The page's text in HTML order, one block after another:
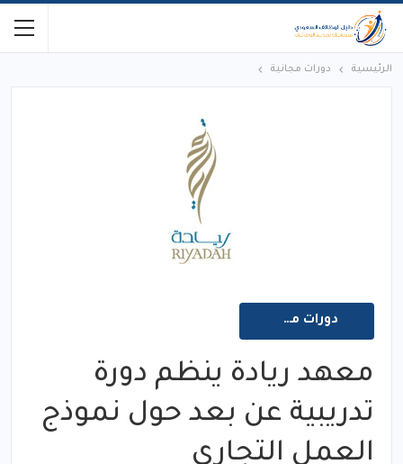
الرئيسية دورات مجانية
دورات مجانية
معهد ريادة ينظم دورة
تدريبية عن بعد حول نموذج
العمل التجاري